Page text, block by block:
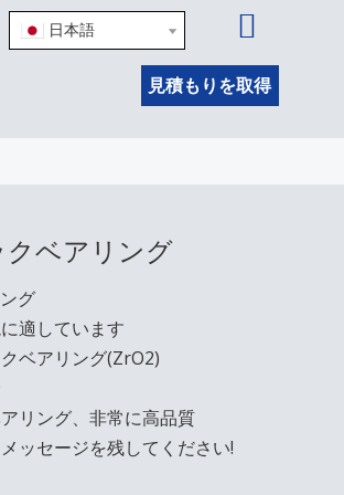
日本語
見積もりを取得
ベアリング
グ
適しています
ベアリング(ZrO2)
リング、非常に高品質
ッセージを残してください!